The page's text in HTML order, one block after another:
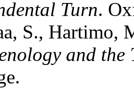
Turn.
S., Hartimo,
and the